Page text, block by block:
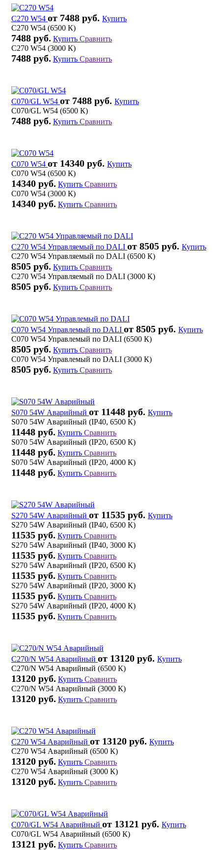
C270 W54 от 7488 руб. Купить
C270 W54 (6500 К)
7488 руб. Купить Сравнить
C270 W54 (3000 К)
7488 руб. Купить Сравнить
C070/GL W54 от 7488 руб. Купить
C070/GL W54 (6500 К)
7488 руб. Купить Сравнить
C070 W54 от 14340 руб. Купить
C070 W54 (6500 К)
14340 руб. Купить Сравнить
C070 W54 (3000 К)
14340 руб. Купить Сравнить
C270 W54 Управляемый по DALI от 8505 руб. Купить
C270 W54 Управляемый по DALI (6500 К)
8505 руб. Купить Сравнить
C270 W54 Управляемый по DALI (3000 К)
8505 руб. Купить Сравнить
C070 W54 Управлемый по DALI от 8505 руб. Купить
C070 W54 Управлемый по DALI (6500 К)
8505 руб. Купить Сравнить
C070 W54 Управлемый по DALI (3000 К)
8505 руб. Купить Сравнить
S070 54W Аварийный от 11448 руб. Купить
S070 54W Аварийный (IP40, 6500 К)
11448 руб. Купить Сравнить
S070 54W Аварийный (IP20, 6500 К)
11448 руб. Купить Сравнить
S070 54W Аварийный (IP20, 4000 К)
11448 руб. Купить Сравнить
S270 54W Аварийный от 11535 руб. Купить
S270 54W Аварийный (IP40, 6500 К)
11535 руб. Купить Сравнить
S270 54W Аварийный (IP40, 3000 К)
11535 руб. Купить Сравнить
S270 54W Аварийный (IP20, 6500 К)
11535 руб. Купить Сравнить
S270 54W Аварийный (IP20, 3000 К)
11535 руб. Купить Сравнить
S270 54W Аварийный (IP20, 4000 К)
11535 руб. Купить Сравнить
C270/N W54 Аварийный от 13120 руб. Купить
C270/N W54 Аварийный (6500 К)
13120 руб. Купить Сравнить
C270/N W54 Аварийный (3000 К)
13120 руб. Купить Сравнить
C270 W54 Аварийный от 13120 руб. Купить
C270 W54 Аварийный (6500 К)
13120 руб. Купить Сравнить
C270 W54 Аварийный (3000 К)
13120 руб. Купить Сравнить
C070/GL W54 Аварийный от 13121 руб. Купить
C070/GL W54 Аварийный (6500 К)
13121 руб. Купить Сравнить